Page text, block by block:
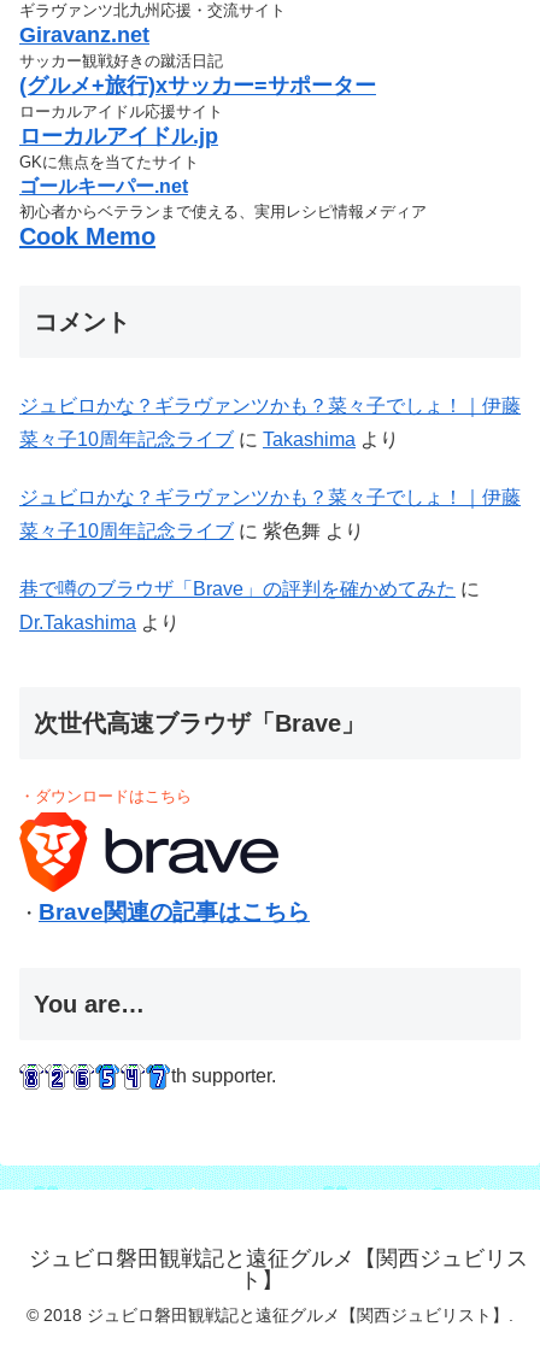
ギラヴァンツ北九州応援・交流サイト
Giravanz.net
サッカー観戦好きの蹴活日記
(グルメ+旅行)xサッカー=サポーター
ローカルアイドル応援サイト
ローカルアイドル.jp
GKに焦点を当てたサイト
ゴールキーパー.net
初心者からベテランまで使える、実用レシピ情報メディア
Cook Memo
コメント
ジュビロかな？ギラヴァンツかも？菜々子でしょ！｜伊藤
菜々子10周年記念ライブ に Takashima より
ジュビロかな？ギラヴァンツかも？菜々子でしょ！｜伊藤
菜々子10周年記念ライブ に 紫色舞 より
巷で噂のブラウザ「Brave」の評判を確かめてみた に
Dr.Takashima より
次世代高速ブラウザ「Brave」
・ダウンロードはこちら
・ Brave関連の記事はこちら
You are…
th supporter.
ジュビロ磐田観戦記と遠征グルメ【関西ジュビリス
ト】
© 2018 ジュビロ磐田観戦記と遠征グルメ【関西ジュビリスト】.